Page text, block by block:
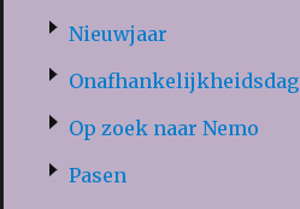
Nieuwjaar
Onafhankelijkheidsdag
Op zoek naar Nemo
Pasen